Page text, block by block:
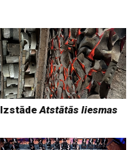
IzstādeAtstātās liesmas